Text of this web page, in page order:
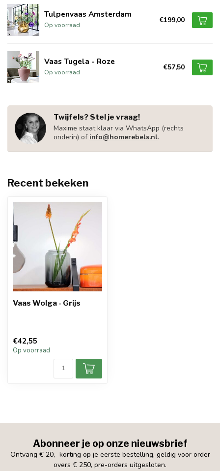
Tulpenvaas Amsterdam
Op voorraad
€199,00
Vaas Tugela - Roze
Op voorraad
€57,50
Twijfels? Stel je vraag!
Maxime staat klaar via WhatsApp (rechts
onderin) of info@homerebels.nl.
Recent bekeken
Vaas Wolga - Grijs
€42,55
Op voorraad
Abonneer je op onze nieuwsbrief
Ontvang € 20,- korting op je eerste bestelling, geldig voor order
overs € 250, pre-orders uitgesloten.